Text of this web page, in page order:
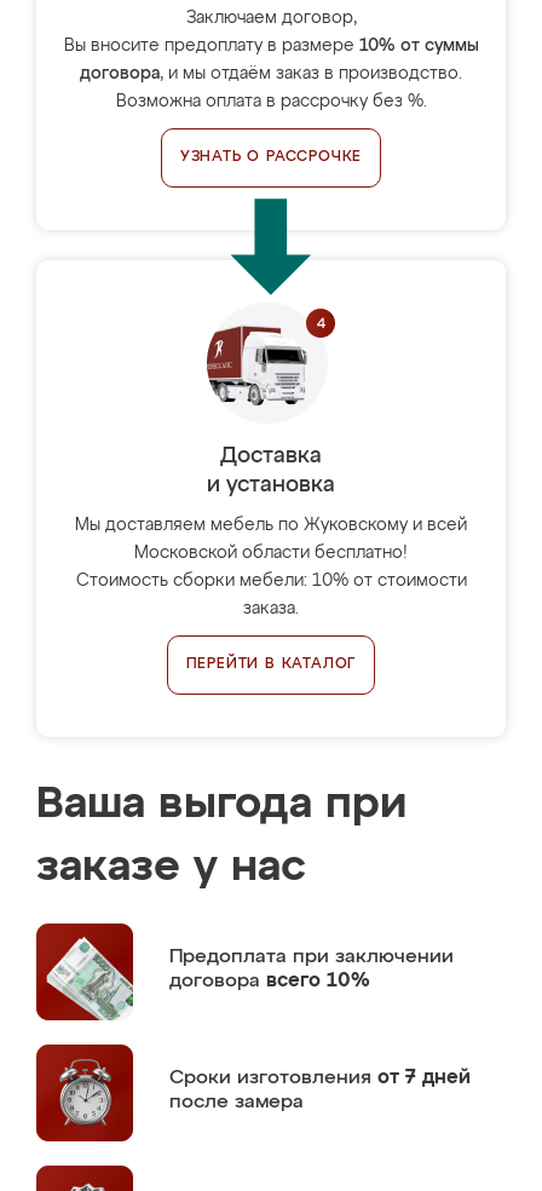
Заключаем договор,
Вы вносите предоплату в размере 10% от суммы
договора, и мы отдаём заказ в производство.
Возможна оплата в рассрочку без %.
УЗНАТЬ О РАССРОЧКЕ
Доставка
и установка
Мы доставляем мебель по Жуковскому и всей
Московской области бесплатно!
Стоимость сборки мебели: 10% от стоимости
заказа.
ПЕРЕЙТИ В КАТАЛОГ
Ваша выгода при
заказе у нас
Предоплата при заключении
договора всего 10%
Сроки изготовления от 7 дней
после замера